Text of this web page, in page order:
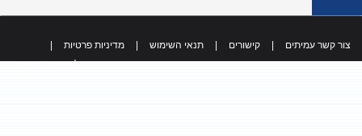
צור קשר עמיתים קישורים תנאי השימוש מדיניות פרטיות
כל הזכויות שמורות